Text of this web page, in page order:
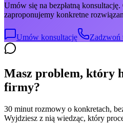
Umów się na bezpłatną
zaproponujemy konkretne
Umów konsultację Zadzwoń
Masz problem, który
firmy?
30 minut rozmowy o konkretach,
Wyjdziesz z nią wiedząc, który